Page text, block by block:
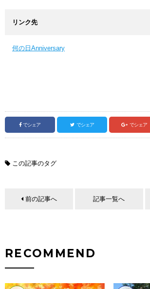
リンク先
何の日Anniversary
でシェア でシェア でシェア
この記事のタグ
前の記事へ 記事一覧へ
RECOMMEND